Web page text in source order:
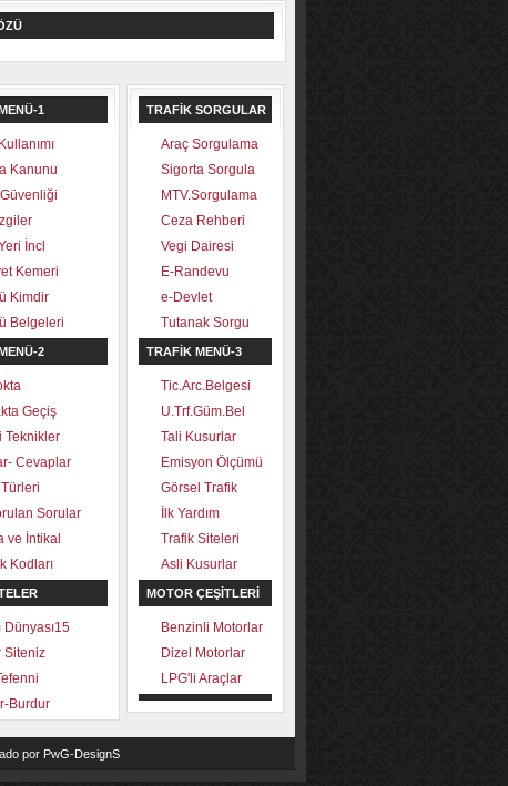
1
Kanunu
İncl
Kemeri
Kimdir
Belgeleri
2
Geçiş
Teknikler
Cevaplar
Sorular
ve İntikal
Kodları
Dünyası15
Siteniz
Burdur
TRAFİK SORGULAR
Araç Sorgulama
Sigorta Sorgula
MTV.Sorgulama
Ceza Rehberi
Vegi Dairesi
E-Randevu
e-Devlet
Tutanak Sorgu
TRAFİK MENÜ-3
Tic.Arc.Belgesi
U.Trf.Güm.Bel
Tali Kusurlar
Emisyon Ölçümü
Görsel Trafik
İlk Yardım
Trafik Siteleri
Asli Kusurlar
MOTOR ÇEŞİTLERİ
Benzinli Motorlar
Dizel Motorlar
LPG'li Araçlar
por PwG-DesignS